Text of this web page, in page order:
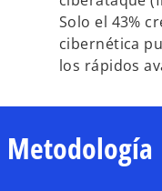
Solo el 43%
cibernética
los rápidos
Metodología